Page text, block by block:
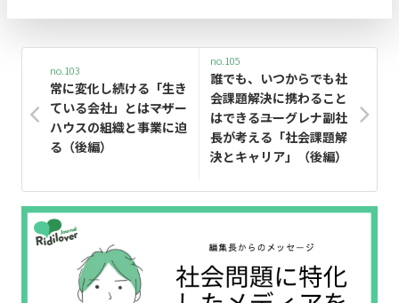
no.103
常に変化し続ける「生き
ている会社」とは――マザー
ハウスの組織と事業に迫
る（後編）
no.105
誰でも、いつからでも社
会課題解決に携わること
はできる――ユーグレナ副社
長が考える「社会課題解
決とキャリア」（後編）